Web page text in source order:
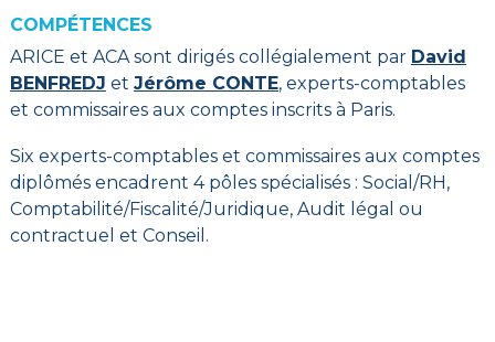
COMPÉTENCES
ARICE et ACA sont dirigés collégialement par David
BENFREDJ et Jérôme CONTE, experts-comptables
et commissaires aux comptes inscrits à Paris.
Six experts-comptables et commissaires aux comptes
diplômés encadrent 4 pôles spécialisés : Social/RH,
Comptabilité/Fiscalité/Juridique, Audit légal ou
contractuel et Conseil.